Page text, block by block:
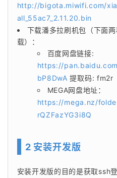
http://bigota.miwifi.com/
all_55ac7_2.11.20.bin
下载潘多拉刷机包（下面
载）：
百度网盘链接:
https://
bP8DwA 提取码: fm2r
MEGA网盘地址：
https://mega.nz/
rQZFazYG3i8Q
2 安装开发版
安装开发版的目的是获取ssh